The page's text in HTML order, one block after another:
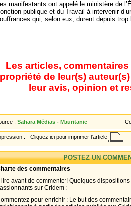
manifestants ont appelé le ministère de
publique et du Travail à intervenir
qui, selon eux, durent depuis trop
Les articles,
propriété de leur(s)
leur avis, opinion et
: Sahara Médias - Mauritanie
: Cliquez ici pour imprimer l'article
POSTEZ UN
des commentaires
lire avant de commenter! Quelques
sur Cridem :
pour enrichir : Le but des